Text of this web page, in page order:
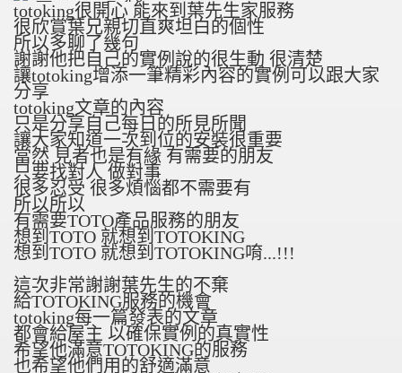
totoking很開心 能來到葉先生家服務
很欣賞葉兄親切直爽坦白的個性
所以多聊了幾句
謝謝他把自己的實例說的很生動 很清楚
讓totoking增添一筆精彩內容的實例可以跟大家
分享
totoking文章的內容
只是分享自己每日的所見所聞
讓大家知道一次到位的安裝很重要
當然 見者也是有緣 有需要的朋友
只要找對人 做對事
很多忍受 很多煩惱都不需要有
所以所以
有需要TOTO產品服務的朋友
想到TOTO 就想到TOTOKING
想到TOTO 就想到TOTOKING唷...!!!
這次非常謝謝葉先生的不棄
給TOTOKING服務的機會
totoking每一篇發表的文章
都會給屋主 以確保實例的真實性
希望他滿意TOTOKING的服務
也希望他們用的舒適滿意